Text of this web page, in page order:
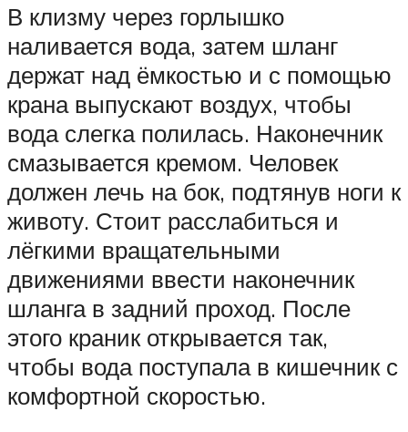
В клизму через горлышко
наливается вода, затем шланг
держат над ёмкостью и с помощью
крана выпускают воздух, чтобы
вода слегка полилась. Наконечник
смазывается кремом. Человек
должен лечь на бок, подтянув ноги к
животу. Стоит расслабиться и
лёгкими вращательными
движениями ввести наконечник
шланга в задний проход. После
этого краник открывается так,
чтобы вода поступала в кишечник с
комфортной скоростью.